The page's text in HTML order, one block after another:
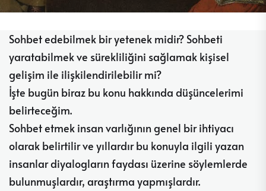
Sohbet edebilmek bir yetenek midir? Sohbeti
yaratabilmek ve sürekliliğini sağlamak kişisel
gelişim ile ilişkilendirilebilir mi?
İşte bugün biraz bu konu hakkında düşüncelerimi
belirteceğim.
Sohbet etmek insan varlığının genel bir ihtiyacı
olarak belirtilir ve yıllardır bu konuyla ilgili yazan
insanlar diyalogların faydası üzerine söylemlerde
bulunmuşlardır, araştırma yapmışlardır.